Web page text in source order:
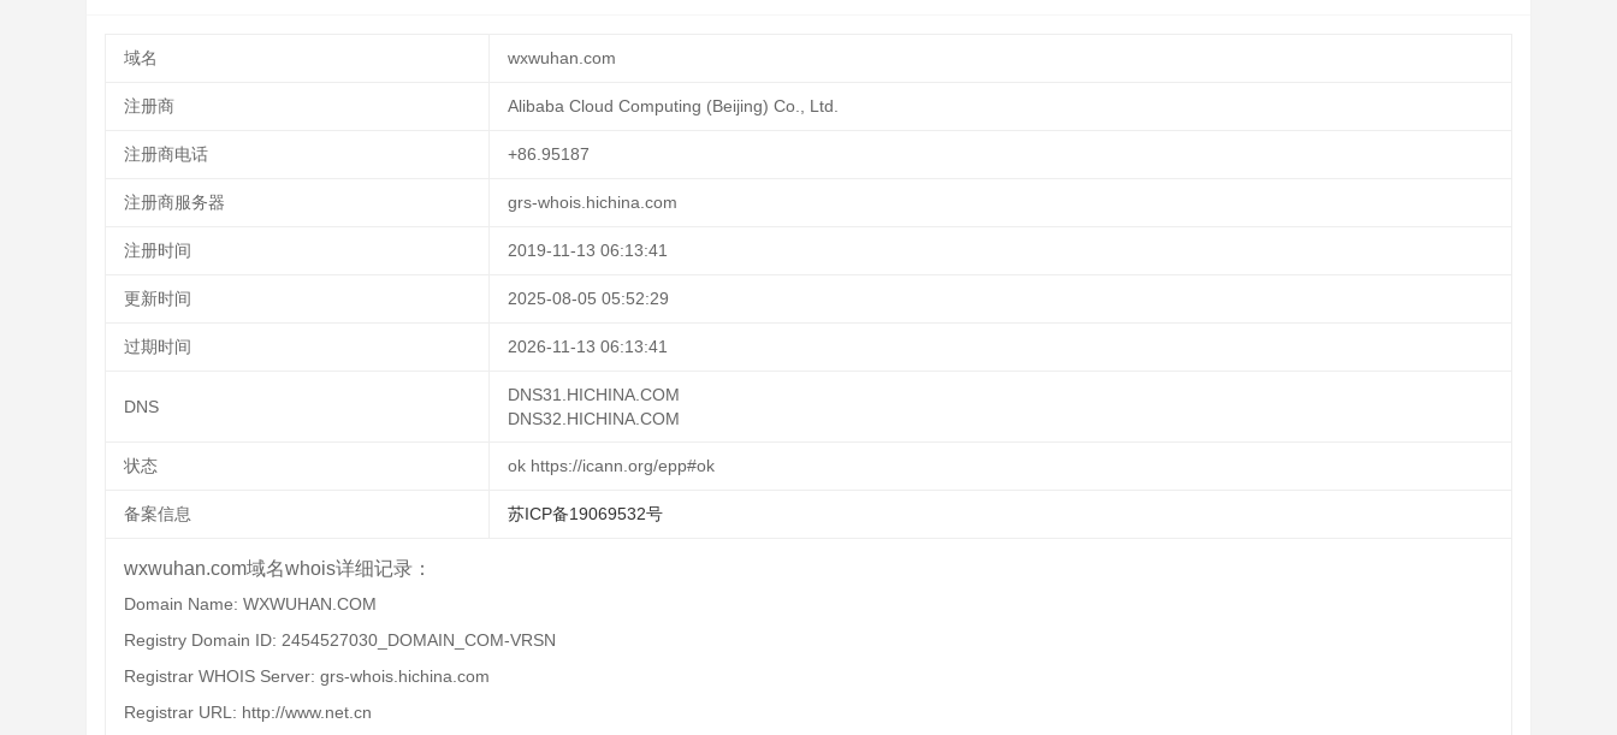
域名 wxwuhan.com
注册商 Alibaba Cloud Computing (Beijing) Co., Ltd.
注册商电话 +86.95187
注册商服务器 grs-whois.hichina.com
注册时间 2019-11-13 06:13:41
更新时间 2025-08-05 05:52:29
过期时间 2026-11-13 06:13:41
DNS
DNS31.HICHINA.COM
DNS32.HICHINA.COM
状态 ok https://icann.org/epp#ok
备案信息 苏ICP备19069532号
wxwuhan.com域名whois详细记录：
Domain Name: WXWUHAN.COM
Registry Domain ID: 2454527030_DOMAIN_COM-VRSN
Registrar WHOIS Server: grs-whois.hichina.com
Registrar URL: http://www.net.cn